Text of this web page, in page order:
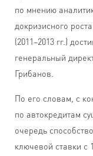
по мнению
докризисного
(2011−2013 гг.)
генеральный
Грибанов.
По его словам, с
по автокредитам
очередь
ключевой ставки с